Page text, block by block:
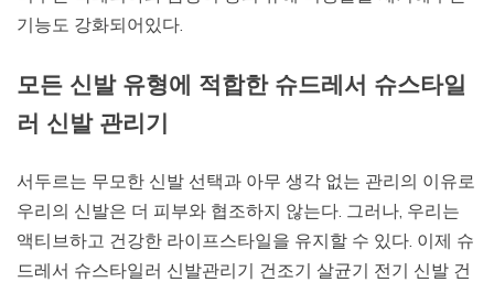
기능도 강화되어있다.
모든 신발 유형에 적합한 슈드레서 슈스타일
러 신발 관리기
서두르는 무모한 신발 선택과 아무 생각 없는 관리의 이유로
우리의 신발은 더 피부와 협조하지 않는다. 그러나, 우리는
액티브하고 건강한 라이프스타일을 유지할 수 있다. 이제 슈
드레서 슈스타일러 신발관리기 건조기 살균기 전기 신발 건